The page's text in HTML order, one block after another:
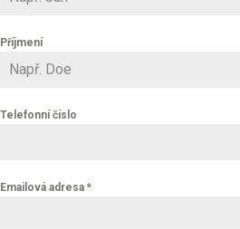
Příjmení
Telefonní číslo
Emailová adresa *